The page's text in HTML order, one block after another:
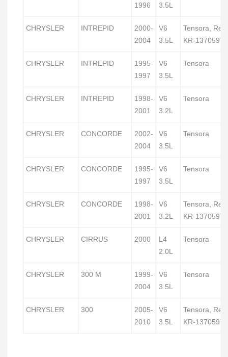
1996
3.5L
CHRYSLER INTREPID
2000-
2004
V6
3.5L
Tensora, Rep.
KR-137059T
CHRYSLER INTREPID
1995-
1997
V6
3.5L
Tensora
CHRYSLER INTREPID
1998-
2001
V6
3.2L
Tensora
CHRYSLER CONCORDE
2002-
2004
V6
3.5L
Tensora
CHRYSLER CONCORDE
1995-
1997
V6
3.5L
Tensora
CHRYSLER CONCORDE
1998-
2001
V6
3.2L
Tensora, Rep.
KR-137059T
CHRYSLER CIRRUS 2000
L4
2.0L
Tensora
CHRYSLER 300 M
1999-
2004
V6
3.5L
Tensora
CHRYSLER 300
2005-
2010
V6
3.5L
Tensora, Rep.
KR-137059T